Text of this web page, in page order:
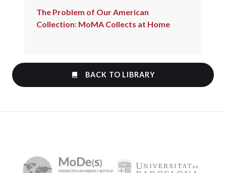
The Problem of Our American
Collection: MoMA Collects at Home
BACK TO LIBRARY